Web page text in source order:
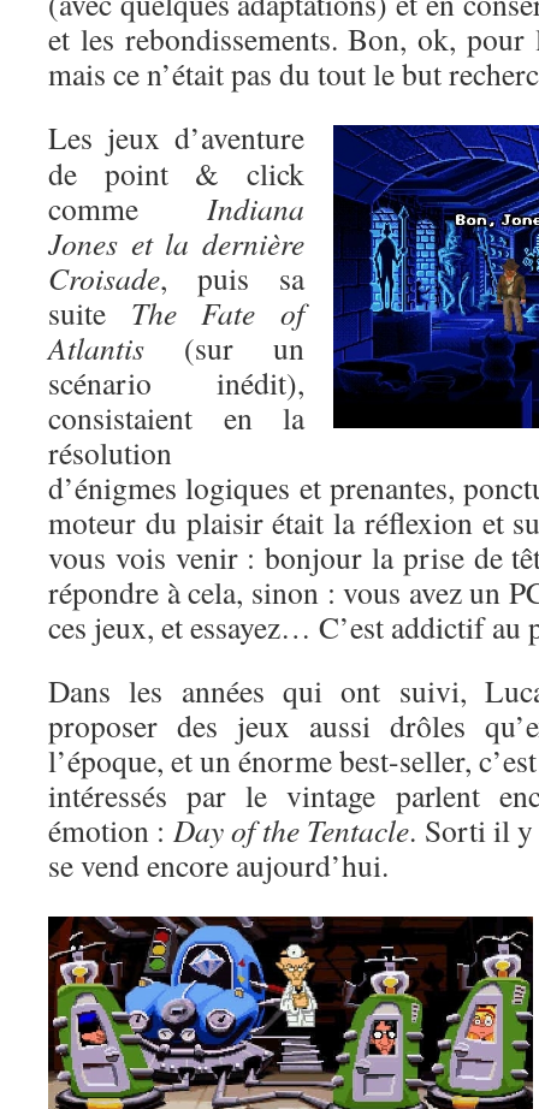
et les rebondissements. Bon, ok, pour
mais ce n’était pas du tout le but
Les jeux d’aventure
de point & click
comme Indiana
Jones et la dernière
Croisade, puis sa
suite The Fate of
Atlantis (sur un
scénario inédit),
consistaient en la
résolution
d’énigmes logiques et prenantes,
moteur du plaisir était la réflexion et
vous vois venir : bonjour la prise de
répondre à cela, sinon : vous avez un
ces jeux, et essayez… C’est addictif au
Dans les années qui ont suivi,
proposer des jeux aussi drôles
l’époque, et un énorme best-seller,
intéressés par le vintage parlent
émotion : Day of the Tentacle. Sorti il y
se vend encore aujourd’hui.